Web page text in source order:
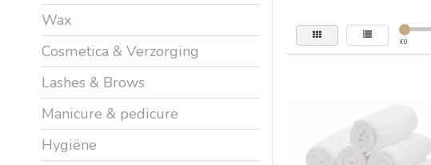
Wax
Cosmetica & Verzorging
Lashes & Brows
Manicure & pedicure
Hygiëne
€0